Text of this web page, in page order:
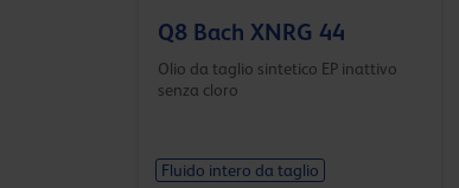
Q8 Bach XNRG 44
Olio da taglio sintetico EP inattivo
senza cloro
Fluido intero da taglio